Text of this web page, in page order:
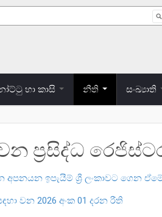
form
හා කාසි නීති සංඛ්‍යාති
ප්‍රසිද්ධ
අපනයන ඉපැයීම් ශ්‍රී ලංකාවට ගෙන
වන 2026 අංක 01 දරන රීති